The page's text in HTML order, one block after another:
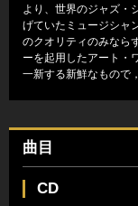
より、世界のジャズ・
げていたミュージシャ
のクオリティのみなら
ーを起用したアート・
一新する新鮮なもので
曲目
CD